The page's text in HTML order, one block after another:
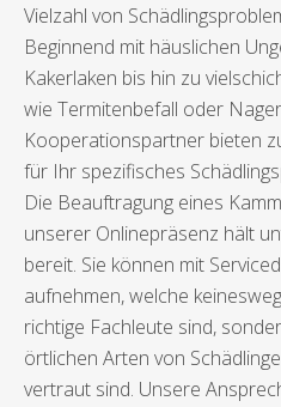
Vielzahl von
Beginnend mit häuslichen
Kakerlaken bis hin zu
wie Termitenbefall oder
Kooperationspartner bieten
für Ihr spezifisches
Die Beauftragung eines
unserer Onlinepräsenz hält
bereit. Sie können mit
aufnehmen, welche
richtige Fachleute sind,
örtlichen Arten von
vertraut sind. Unsere